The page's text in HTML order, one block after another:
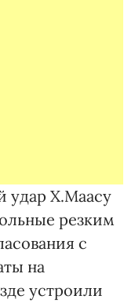
удар Х.Маасу
резким
с
на
устроили